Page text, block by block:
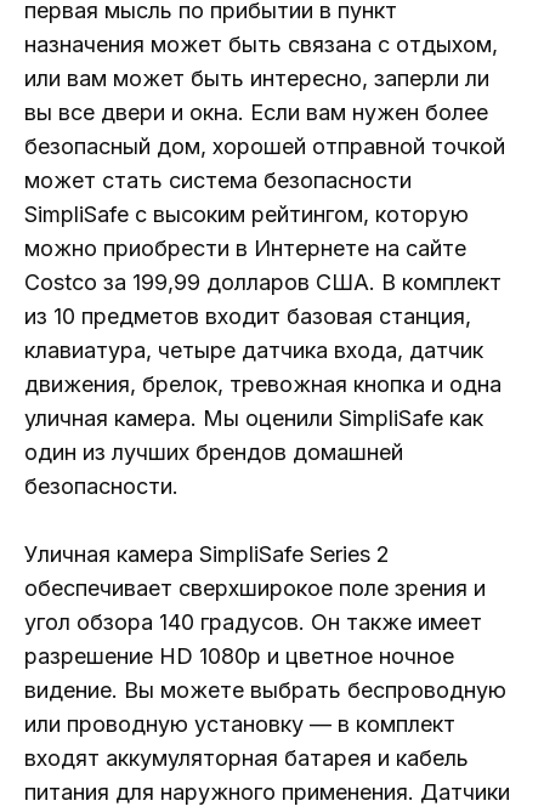
первая мысль по прибытии в пункт
назначения может быть связана с отдыхом,
или вам может быть интересно, заперли ли
вы все двери и окна. Если вам нужен более
безопасный дом, хорошей отправной точкой
может стать система безопасности
SimpliSafe с высоким рейтингом, которую
можно приобрести в Интернете на сайте
Costco за 199,99 долларов США. В комплект
из 10 предметов входит базовая станция,
клавиатура, четыре датчика входа, датчик
движения, брелок, тревожная кнопка и одна
уличная камера. Мы оценили SimpliSafe как
один из лучших брендов домашней
безопасности.
Уличная камера SimpliSafe Series 2
обеспечивает сверхширокое поле зрения и
угол обзора 140 градусов. Он также имеет
разрешение HD 1080p и цветное ночное
видение. Вы можете выбрать беспроводную
или проводную установку — в комплект
входят аккумуляторная батарея и кабель
питания для наружного применения. Датчики